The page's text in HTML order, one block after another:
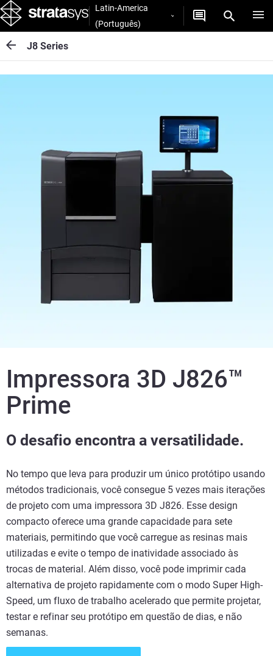
Latin-America
(Português)
J8 Series
Impressora 3D J826™
Prime
O desafio encontra a versatilidade.
No tempo que leva para produzir um único protótipo usando
métodos tradicionais, você consegue 5 vezes mais iterações
de projeto com uma impressora 3D J826. Esse design
compacto oferece uma grande capacidade para sete
materiais, permitindo que você carregue as resinas mais
utilizadas e evite o tempo de inatividade associado às
trocas de material. Além disso, você pode imprimir cada
alternativa de projeto rapidamente com o modo Super High-
Speed, um fluxo de trabalho acelerado que permite projetar,
testar e refinar seu protótipo em questão de dias, e não
semanas.